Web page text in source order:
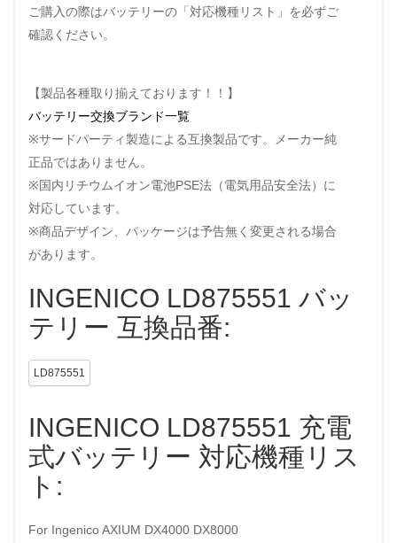
ご購入の際はバッテリーの「対応機種リスト」を必ずご
確認ください。
【製品各種取り揃えております！！】
バッテリー交換ブランド一覧
※サードパーティ製造による互換製品です。メーカー純
正品ではありません。
※国内リチウムイオン電池PSE法（電気用品安全法）に
対応しています。
※商品デザイン、パッケージは予告無く変更される場合
があります。
INGENICO LD875551 バッ
テリー 互換品番:
LD875551
INGENICO LD875551 充電
式バッテリー 対応機種リス
ト:
For Ingenico AXIUM DX4000 DX8000